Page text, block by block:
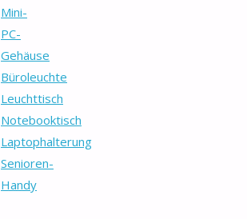
Mini-
PC-
Gehäuse
Büroleuchte
Leuchttisch
Notebooktisch
Laptophalterung
Senioren-
Handy